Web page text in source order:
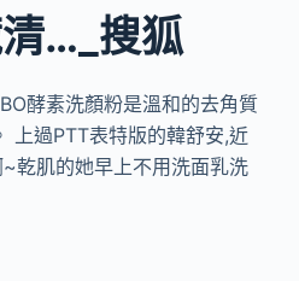
…_搜狐
酵素洗顏粉是溫和的去角質
上過PTT表特版的韓舒安,近
乾肌的她早上不用洗面乳洗